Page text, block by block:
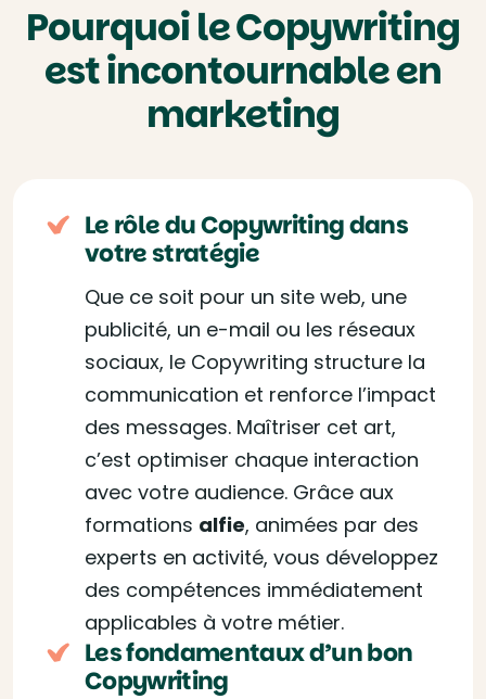
Pourquoi le Copywriting
est incontournable en
marketing
Le rôle du Copywriting dans
votre stratégie
Que ce soit pour un site web, une
publicité, un e-mail ou les réseaux
sociaux, le Copywriting structure la
communication et renforce l’impact
des messages. Maîtriser cet art,
c’est optimiser chaque interaction
avec votre audience. Grâce aux
formations alfie, animées par des
experts en activité, vous développez
des compétences immédiatement
applicables à votre métier.
Les fondamentaux d’un bon
Copywriting